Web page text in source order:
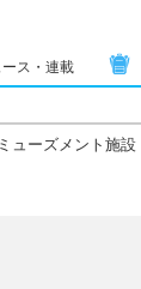
ース・連載
ューズメント施設